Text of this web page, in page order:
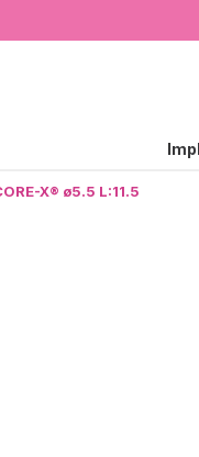
X® ø5.5 L:11.5